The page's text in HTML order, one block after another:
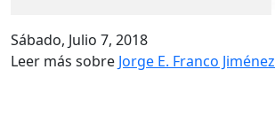
Sábado, Julio 7, 2018
Leer más sobre Jorge E. Franco Jiménez